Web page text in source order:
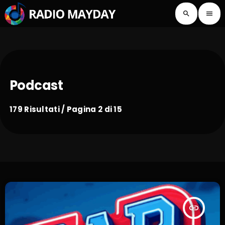
search menu
Podcast
179 Risultati / Pagina 2 di 15
insert_link